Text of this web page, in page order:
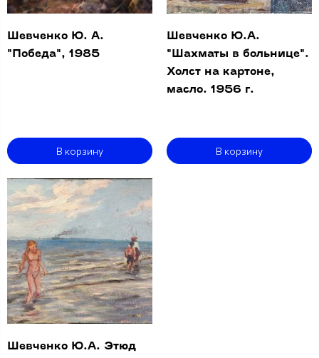
Шевченко Ю. А.
"Победа", 1985
В корзину
Шевченко Ю.А.
"Шахматы в больнице".
Холст на картоне,
масло. 1956 г.
В корзину
Шевченко Ю.А. Этюд